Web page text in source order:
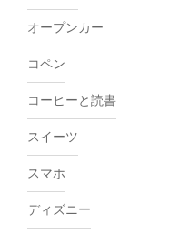
オープンカー
コペン
コーヒーと読書
スイーツ
スマホ
ディズニー